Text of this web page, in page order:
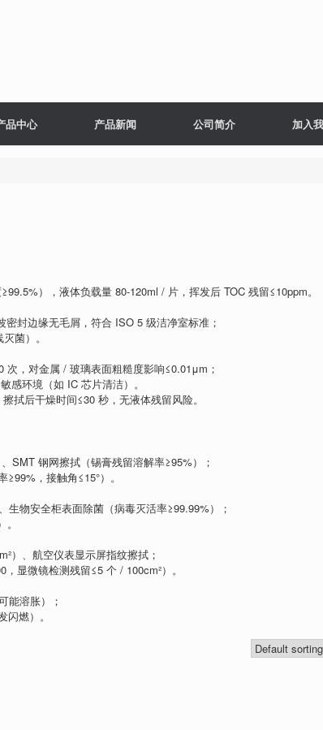
品中心 产品新闻 公司简介 加入
），液体负载量 80-120ml / 片，挥发后 TOC 残留≤10ppm。
封边缘无毛屑，符合 ISO 5 级洁净室标准；
菌）。
次，对金属 / 玻璃表面粗糙度影响≤0.01μm；
感环境（如 IC 芯片清洁）。
拭后干燥时间≤30 秒，无液体残留风险。
SMT 钢网擦拭（锡膏残留溶解率≥95%）；
，接触角≤15°）。
物安全柜表面除菌（病毒灭活率≥99.99%）；
）、航空仪表显示屏指纹擦拭；
显微镜检测残留≤5 个 / 100cm²）。
能溶胀）；
燃）。